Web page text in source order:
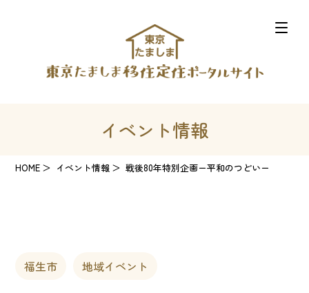
イベント情報
HOME イベント情報 戦後80年特別企画ー平和のつどいー
福生市 地域イベント